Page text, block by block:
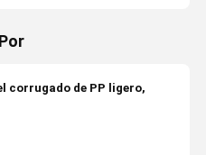
corrugado de PP ligero,